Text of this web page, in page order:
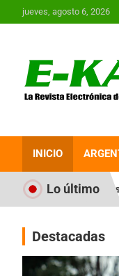
Saltar
al
jueves, agosto 6, 2026
INICIO
Lo último
Destacadas